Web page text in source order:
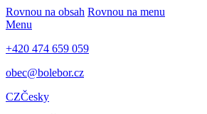
Rovnou na obsah Rovnou na menu
Menu
+420 474 659 059
obec@bolebor.cz
CZČesky